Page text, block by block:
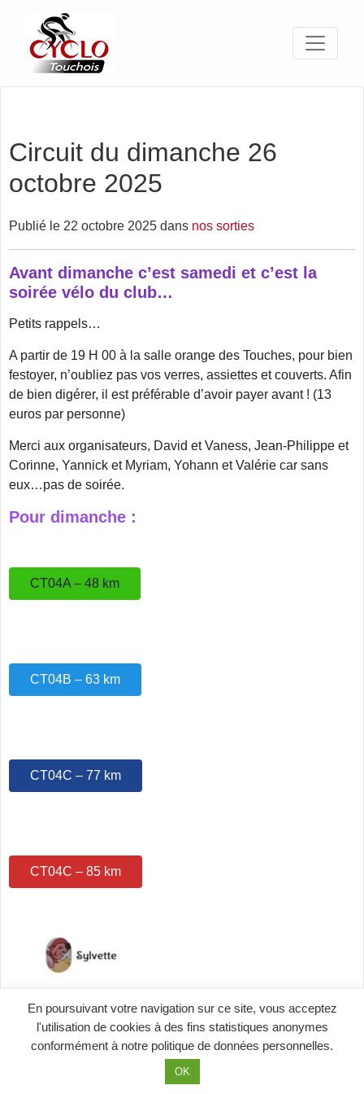
Circuit du dimanche 26
octobre 2025
Publié le 22 octobre 2025 dans nos sorties
Avant dimanche c’est samedi et c’est la
soirée vélo du club…
Petits rappels…
A partir de 19 H 00 à la salle orange des Touches, pour bien
festoyer, n’oubliez pas vos verres, assiettes et couverts. Afin
de bien digérer, il est préférable d’avoir payer avant ! (13
euros par personne)
Merci aux organisateurs, David et Vaness, Jean-Philippe et
Corinne, Yannick et Myriam, Yohann et Valérie car sans
eux…pas de soirée.
Pour dimanche :
CT04A – 48 km
CT04B – 63 km
CT04C – 77 km
CT04C – 85 km
© 2026 Cyclo touchois |
En poursuivant votre navigation sur ce site, vous acceptez
l'utilisation de cookies à des fins statistiques anonymes
conformément à notre politique de données personnelles.
OK